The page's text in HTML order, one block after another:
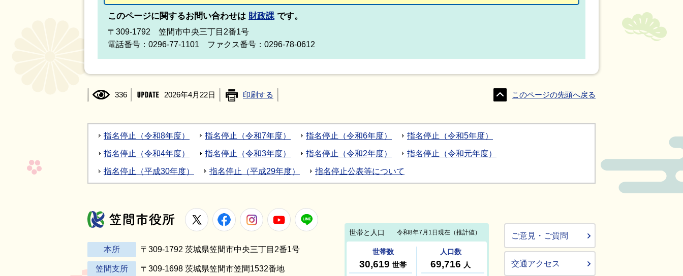
このページに関するお問い合わせは 財政課 です。
〒309-1792 笠間市中央三丁目2番1号
電話番号：0296-77-1101 ファクス番号：0296-78-0612
336 2026年4月22日 印刷する このページの先頭へ戻る
指名停止（令和8年度） 指名停止（令和7年度） 指名停止（令和6年度） 指名停止（令和5年度）
指名停止（令和4年度） 指名停止（令和3年度） 指名停止（令和2年度） 指名停止（令和元年度）
指名停止（平成30年度） 指名停止（平成29年度） 指名停止公表等について
笠間市役所
X FacebookInstagramYoutube
本所 〒309-1792 茨城県笠間市中央三丁目2番1号
笠間支所 〒309-1698 茨城県笠間市笠間1532番地
ご意見・ご質問
交通アクセス